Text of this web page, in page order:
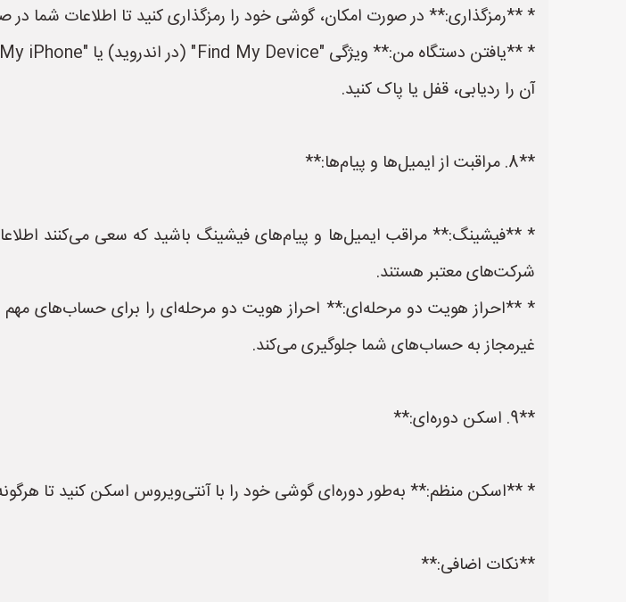
* **رمزگذاری:** در صورت امکان، گوشی خود را رمزگذاری کنید تا اطلاعات شما
آن را ردیابی، قفل یا پاک کنید.
**8. مراقبت از ایمیل‌ها و پیام‌ها:**
* **فیشینگ:** مراقب ایمیل‌ها و پیام‌های فیشینگ باشید که سعی می‌کنند
شرکت‌های معتبر هستند.
* **احراز هویت دو مرحله‌ای:** احراز هویت دو مرحله‌ای را برای حساب‌های مهم
غیرمجاز به حساب‌های شما جلوگیری می‌کند.
**9. اسکن دوره‌ای:**
* **اسکن منظم:** به‌طور دوره‌ای گوشی خود را با آنتی‌ویروس اسکن کنید تا
**نکات اضافی:**